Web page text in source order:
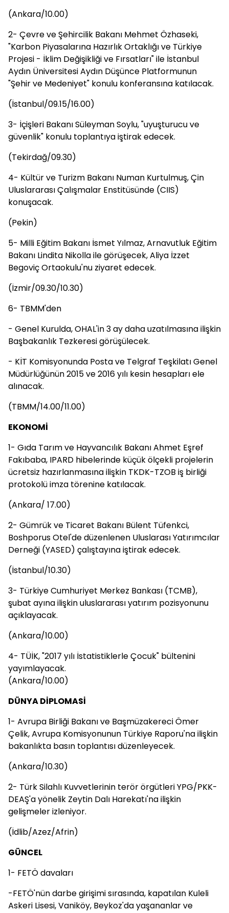
(Ankara/10.00)
2- Çevre ve Şehircilik Bakanı Mehmet Özhaseki,
"Karbon Piyasalarına Hazırlık Ortaklığı ve Türkiye
Projesi - İklim Değişikliği ve Fırsatları" ile İstanbul
Aydın Üniversitesi Aydın Düşünce Platformunun
"Şehir ve Medeniyet" konulu konferansına katılacak.
(İstanbul/09.15/16.00)
3- İçişleri Bakanı Süleyman Soylu, "uyuşturucu ve
güvenlik" konulu toplantıya iştirak edecek.
(Tekirdağ/09.30)
4- Kültür ve Turizm Bakanı Numan Kurtulmuş, Çin
Uluslararası Çalışmalar Enstitüsünde (CIIS)
konuşacak.
(Pekin)
5- Milli Eğitim Bakanı İsmet Yılmaz, Arnavutluk Eğitim
Bakanı Lindita Nikolla ile görüşecek, Aliya İzzet
Begoviç Ortaokulu'nu ziyaret edecek.
(İzmir/09.30/10.30)
6- TBMM'den
- Genel Kurulda, OHAL'in 3 ay daha uzatılmasına ilişkin
Başbakanlık Tezkeresi görüşülecek.
- KİT Komisyonunda Posta ve Telgraf Teşkilatı Genel
Müdürlüğünün 2015 ve 2016 yılı kesin hesapları ele
alınacak.
(TBMM/14.00/11.00)
EKONOMİ
1- Gıda Tarım ve Hayvancılık Bakanı Ahmet Eşref
Fakıbaba, IPARD hibelerinde küçük ölçekli projelerin
ücretsiz hazırlanmasına ilişkin TKDK-TZOB iş birliği
protokolü imza törenine katılacak.
(Ankara/ 17.00)
2- Gümrük ve Ticaret Bakanı Bülent Tüfenkci,
Boshporus Otel'de düzenlenen Uluslarası Yatırımcılar
Derneği (YASED) çalıştayına iştirak edecek.
(İstanbul/10.30)
3- Türkiye Cumhuriyet Merkez Bankası (TCMB),
şubat ayına ilişkin uluslararası yatırım pozisyonunu
açıklayacak.
(Ankara/10.00)
4- TÜİK, "2017 yılı İstatistiklerle Çocuk" bültenini
yayımlayacak.
(Ankara/10.00)
DÜNYA DİPLOMASİ
1- Avrupa Birliği Bakanı ve Başmüzakereci Ömer
Çelik, Avrupa Komisyonunun Türkiye Raporu'na ilişkin
bakanlıkta basın toplantısı düzenleyecek.
(Ankara/10.30)
2- Türk Silahlı Kuvvetlerinin terör örgütleri YPG/PKK-
DEAŞ'a yönelik Zeytin Dalı Harekatı'na ilişkin
gelişmeler izleniyor.
(İdlib/Azez/Afrin)
GÜNCEL
1- FETÖ davaları
-FETÖ'nün darbe girişimi sırasında, kapatılan Kuleli
Askeri Lisesi, Vaniköy, Beykoz'da yaşananlar ve